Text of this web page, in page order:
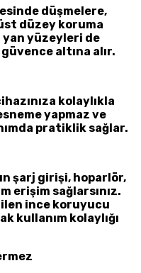
düşmelere,
düzey koruma
yan yüzeyleri de
altına alır.
kolaylıkla
yapmaz ve
pratiklik sağlar.
şarj girişi, hoparlör,
erişim sağlarsınız.
ince koruyucu
kullanım kolaylığı